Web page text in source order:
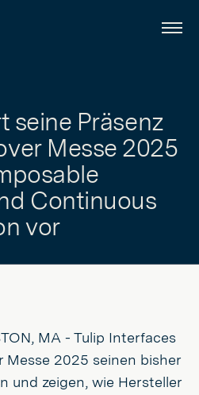
Menü
seine Präsenz
Messe 2025
Continuous
vor
MA - Tulip Interfaces
Messe 2025 seinen bisher
und zeigen, wie Hersteller